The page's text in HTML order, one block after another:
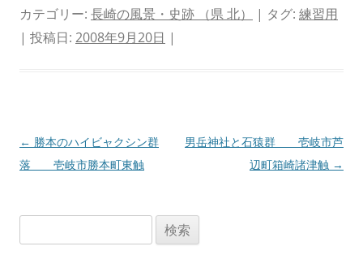
カテゴリー: 長崎の風景・史跡 （県 北） | タグ: 練習用
| 投稿日: 2008年9月20日 |
投
稿
← 勝本のハイビャクシン群
落 壱岐市勝本町東触
男岳神社と石猿群 壱岐市芦
辺町箱崎諸津触 →
索: